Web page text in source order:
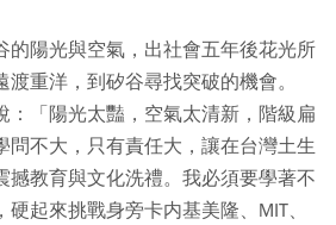
的陽光與空氣，出社會五年後花光所
重洋，到矽谷尋找突破的機會。
：「陽光太豔，空氣太清新，階級扁
問不大，只有責任大，讓在台灣土生
撼教育與文化洗禮。我必須要學著不
起來挑戰身旁卡内基美隆、MIT、